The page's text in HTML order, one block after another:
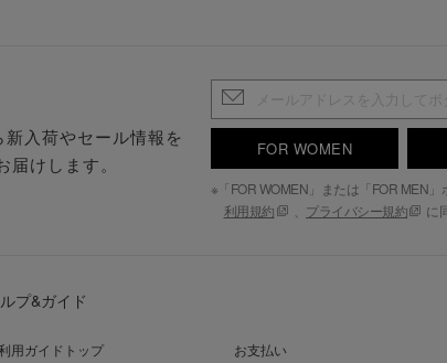
入荷やセール情報を
届けします。
FOR WOMEN
※「FOR WOMEN」または「FOR MEN」
利用規約
プライバシー規約 に
プ&ガイド
用ガイドトップ お支払い